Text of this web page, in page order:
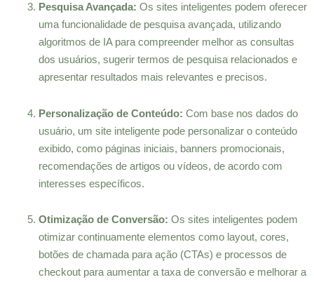
Pesquisa Avançada: Os sites inteligentes podem oferecer
uma funcionalidade de pesquisa avançada, utilizando
algoritmos de IA para compreender melhor as consultas
dos usuários, sugerir termos de pesquisa relacionados e
apresentar resultados mais relevantes e precisos.
Personalização de Conteúdo: Com base nos dados do
usuário, um site inteligente pode personalizar o conteúdo
exibido, como páginas iniciais, banners promocionais,
recomendações de artigos ou vídeos, de acordo com
interesses específicos.
Otimização de Conversão: Os sites inteligentes podem
otimizar continuamente elementos como layout, cores,
botões de chamada para ação (CTAs) e processos de
checkout para aumentar a taxa de conversão e melhorar a